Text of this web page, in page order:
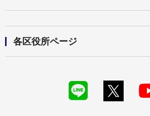
各区役所ページ